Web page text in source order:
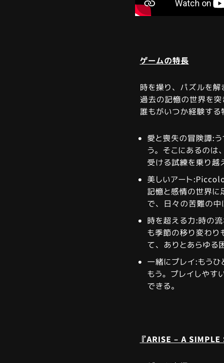
ゲームの特長
時を操り、パズルを解
過去の記憶の世界を突
誰もがいつか経験する
愛と喪失の冒険譚:
う。そこにあるのは
受ける試練を乗り越
美しいアート
記憶と感情の世界に
で、日々の苦難の中
時を超える力:時の
も季節の移り変わり
て、ありとあらゆる
一緒にプレイ:もう
もう。プレイしやす
できる。
『ARISE – A